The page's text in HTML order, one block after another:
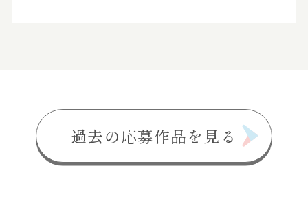
過去の応募作品を見る